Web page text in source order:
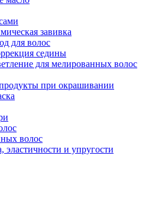
завивка
для волос
седины
для мелированных волос
при окрашивании
волос
и упругости